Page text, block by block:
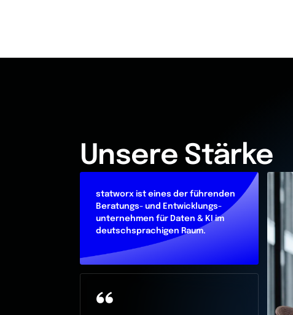
Unsere Stärke
statworx ist eines der führenden
Beratungs- und Entwicklungs-
unternehmen für Daten & KI im
deutschsprachigen Raum.